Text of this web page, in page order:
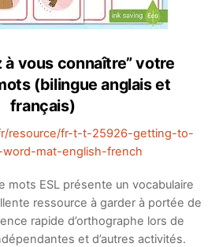
à vous connaître” votre
(bilingue anglais et
français)
resource/fr-t-t-25926-getting-to-
mat-english-french
mots ESL présente un vocabulaire
ressource à garder à portée de
rapide d’orthographe lors de
et d’autres activités.